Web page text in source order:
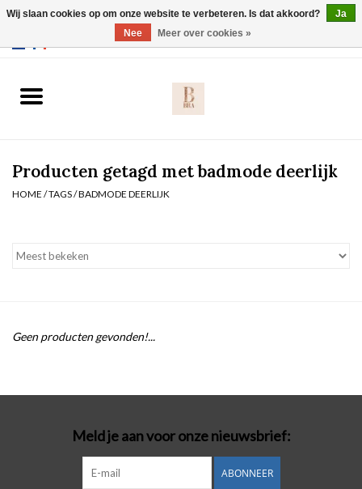
Slip
Nachtmode
Badmode
Lingerie-accessoires
Producten getagd met badmode deerlijk
HOME /TAGS/BADMODE DEERLIJK
Geen producten gevonden!...
Meld je aan voor onze nieuwsbrief:
ABONNEER
Wij slaan cookies op om onze website te verbeteren. Is dat akkoord?
Ja
Nee
Meer over cookies »
Webshop werkt met EU maten. .